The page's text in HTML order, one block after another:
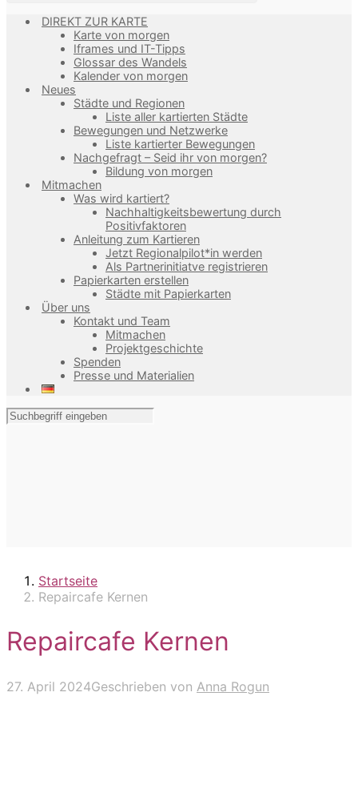
DIREKT ZUR KARTE
Karte von morgen
Iframes und IT-Tipps
Glossar des Wandels
Kalender von morgen
Neues
Städte und Regionen
Liste aller kartierten Städte
Bewegungen und Netzwerke
Liste kartierter Bewegungen
Nachgefragt – Seid ihr von morgen?
Bildung von morgen
Mitmachen
Was wird kartiert?
Nachhaltigkeitsbewertung durch
Positivfaktoren
Anleitung zum Kartieren
Jetzt Regionalpilot*in werden
Als Partnerinitiatve registrieren
Papierkarten erstellen
Städte mit Papierkarten
Über uns
Kontakt und Team
Mitmachen
Projektgeschichte
Spenden
Presse und Materialien
Startseite
Repaircafe Kernen
Repaircafe Kernen
27. April 2024Geschrieben von Anna Rogun